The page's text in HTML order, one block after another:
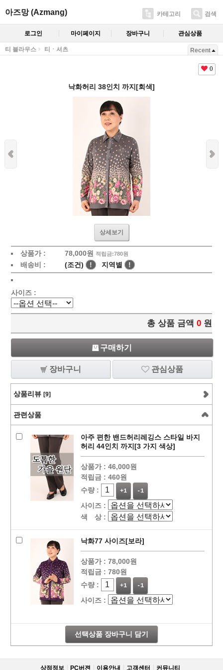
아즈망 (Azmang) 카테고리 검색
로그인 마이페이지 장바구니 관심상품
티 블라우스 티ㆍ셔츠 Recent
0
낙화허리 38인치 까지[회색]
상세보기
상품가 : 78,000원 적립금:780원
배송비 : (조건) ! 지역별 !
사이즈 :
총 상품 금액 0 원
구매하기
장바구니 관심상품
상품리뷰 [9]
관련상품
아주 편한 밴드허리레깅스 스타일 바지
허리 44인치 까지[3 가지 색상]
상품가 : 46,000원
적립금 : 460원
수량 :
+1 -1
사이즈 :
색 상 :
낙화77 사이즈[보라]
상품가 : 78,000원
적립금 : 780원
수량 :
+1 -1
사이즈 :
선택상품 장바구니 담기
상점정보 PC버젼 이용안내 고객센터 커뮤니티